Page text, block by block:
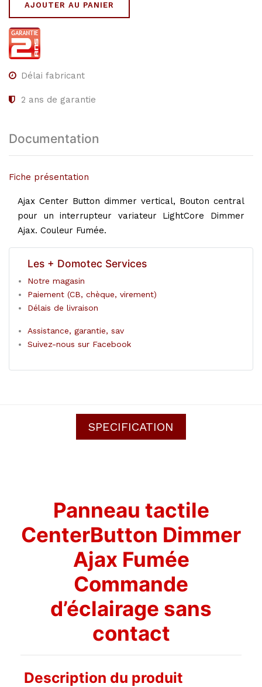
AJOUTER AU PANIER
Délai fabricant
2 ans de garantie
Documentation
Fiche présentation
Ajax Center Button dimmer vertical, Bouton central
pour un interrupteur variateur LightCore Dimmer
Ajax. Couleur Fumée.
Les + Domotec Services
Notre magasin
Paiement (CB, chèque, virement)
Délais de livraison
Assistance, garantie, sav
Suivez-nous sur Facebook
SPECIFICATION
Panneau tactile
CenterButton Dimmer
Ajax Fumée
Commande
d’éclairage sans
contact
Description du produit